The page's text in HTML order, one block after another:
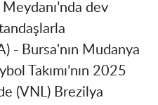
dev
- Bursa'nın Mudanya
Takımı’nın 2025
(VNL) Brezilya